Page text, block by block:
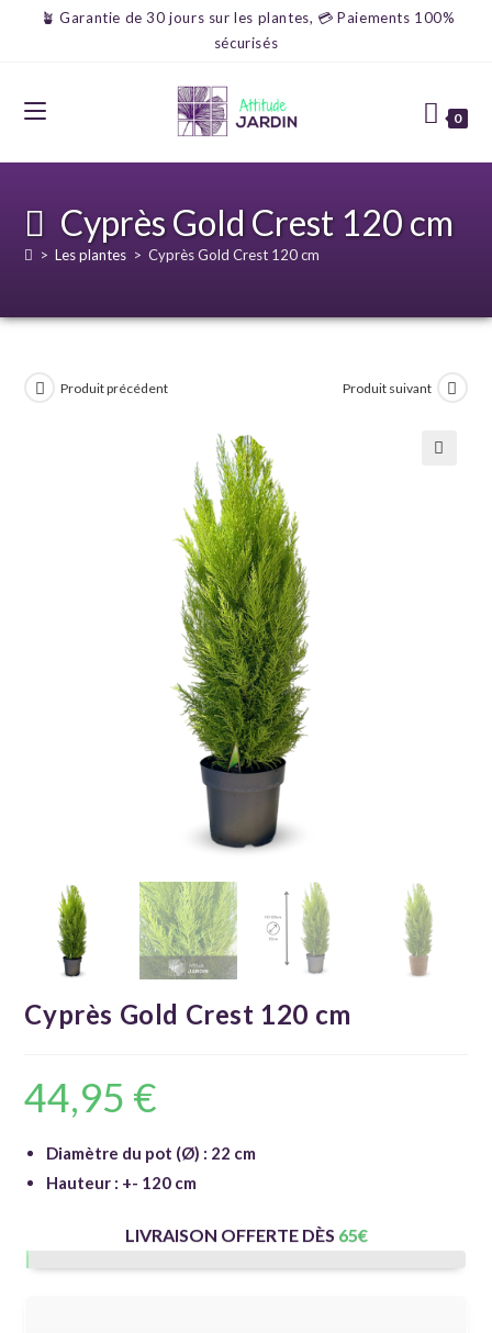
🪴 Garantie de 30 jours sur les plantes, 💳 Paiements 100%
sécurisés
0
Cyprès Gold Crest 120 cm
> Les plantes > Cyprès Gold Crest 120 cm
Produit précédent Produit suivant
Cyprès Gold Crest 120 cm
44,95 €
Diamètre du pot (Ø) : 22 cm
Hauteur : +- 120 cm
LIVRAISON OFFERTE DÈS 65€